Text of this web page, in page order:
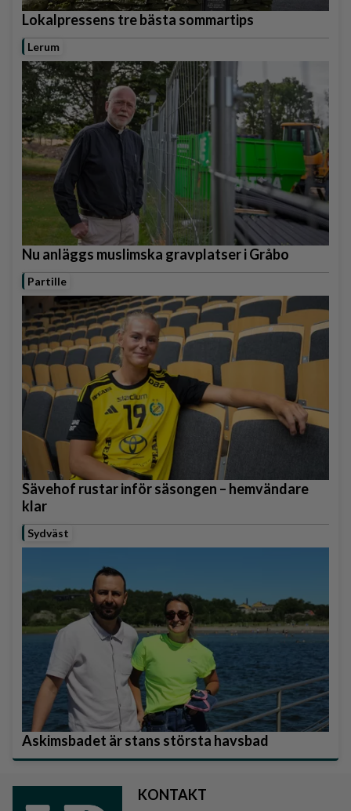
Lokalpressens tre bästa sommartips
Lerum
Nu anläggs muslimska gravplatser i Gråbo
Partille
Sävehof rustar inför säsongen – hemvändare
klar
Sydväst
Askimsbadet är stans största havsbad
KONTAKT